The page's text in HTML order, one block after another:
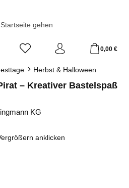
0,00 €
Herbst & Halloween
– Kreativer Bastelspaß
KG
anklicken